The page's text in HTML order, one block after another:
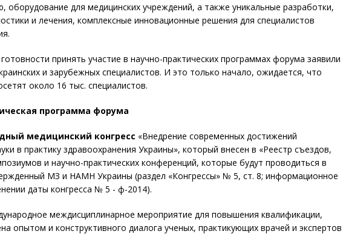
оборудование для медицинских учреждений, а также уникальные разработки,
и лечения, комплексные инновационные решения для специалистов
принять участие в научно-практических программах форума заявили
и зарубежных специалистов. И это только начало, ожидается, что
около 16 тыс. специалистов.
программа форума
медицинский конгресс «Внедрение современных достижений
в практику здравоохранения Украины», который внесен в «Реестр съездов,
и научно-практических конференций, которые будут проводиться в
МЗ и НАМН Украины (раздел «Конгрессы» № 5, ст. 8; информационное
даты конгресса № 5 - ф-2014).
междисциплинарное мероприятие для повышения квалификации,
опытом и конструктивного диалога ученых, практикующих врачей и экспертов